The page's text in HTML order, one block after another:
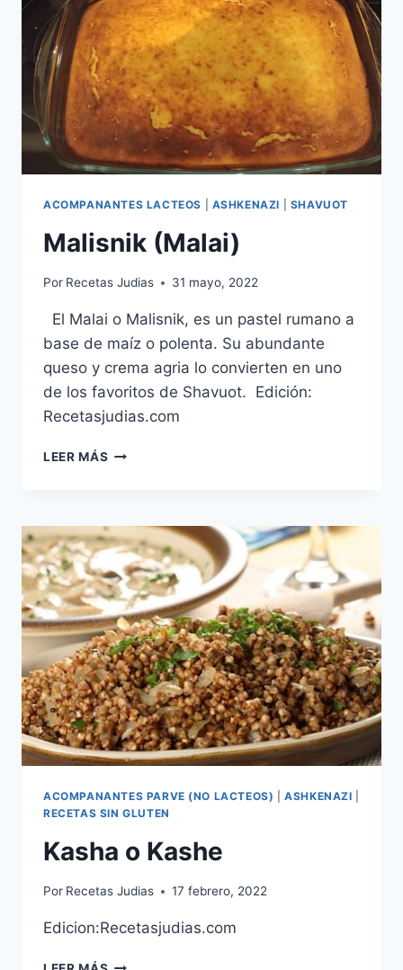
ACOMPANANTES LACTEOS ASHKENAZI SHAVUOT
Malisnik (Malai)
Por Recetas Judias 31 mayo, 2022
El Malai o Malisnik, es un pastel rumano a
base de maíz o polenta. Su abundante
queso y crema agria lo convierten en uno
de los favoritos de Shavuot. Edición:
Recetasjudias.com
LEER MÁS MALISNIK
ACOMPANANTES PARVE (NO LACTEOS) |ASHKENAZI
RECETAS SIN GLUTEN
Kasha o Kashe
Por Recetas Judias 17 febrero, 2022
Edicion:Recetasjudias.com
KASHA